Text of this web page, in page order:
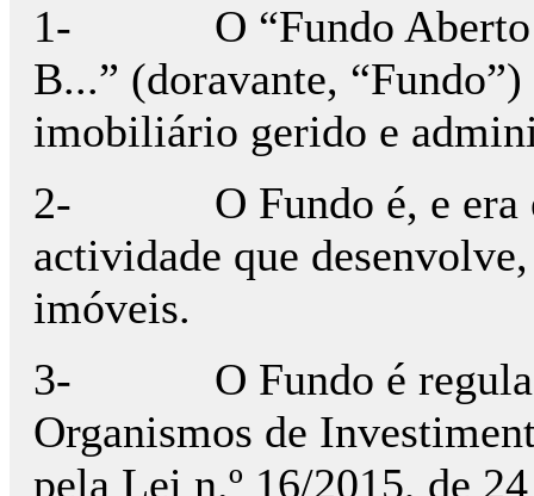
1-
O “Fundo
B...” (doravante,
imobiliário gerido e
2-
O Fundo é, e
actividade que
imóveis.
3-
O Fundo é
Organismos de
pela Lei n.º 16/2015, de